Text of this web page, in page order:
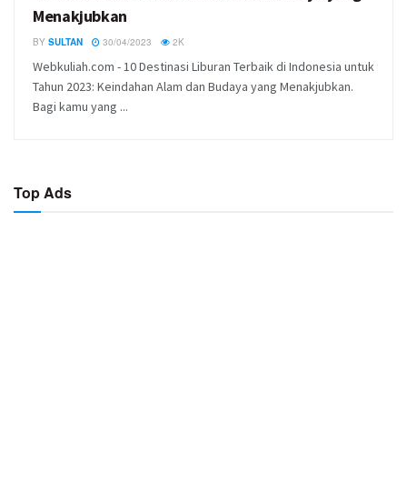
Menakjubkan
BY SULTAN 30/04/2023 2K
Webkuliah.com - 10 Destinasi Liburan Terbaik di Indonesia untuk
Tahun 2023: Keindahan Alam dan Budaya yang Menakjubkan.
Bagi kamu yang ...
Top Ads